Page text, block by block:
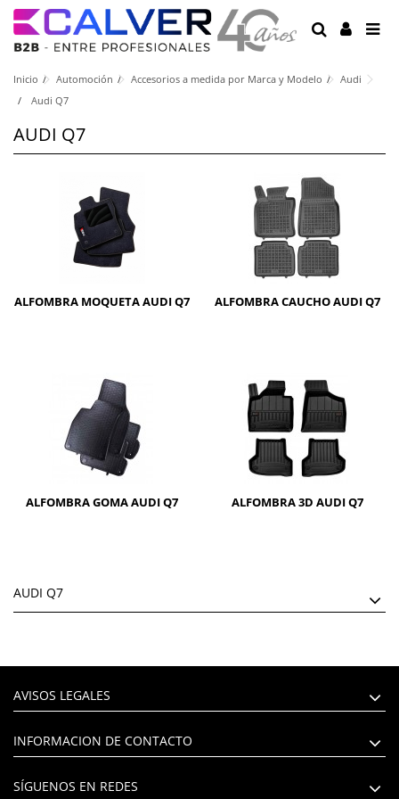
Inicio Automoción Accesorios a medida por Marca y Modelo
Audi
Audi Q7
AUDI Q7
ALFOMBRA MOQUETA AUDI Q7 ALFOMBRA CAUCHO AUDI Q7
ALFOMBRA GOMA AUDI Q7 ALFOMBRA 3D AUDI Q7
AUDI Q7
AVISOS LEGALES
INFORMACION DE CONTACTO
SÍGUENOS EN REDES